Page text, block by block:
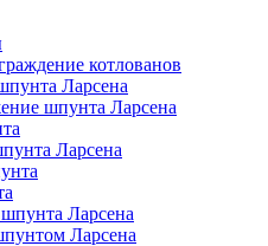
котлованов
Ларсена
шпунта Ларсена
Ларсена
Ларсена
Ларсена